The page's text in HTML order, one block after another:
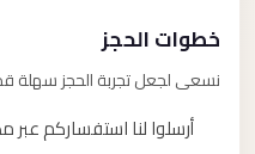
خطوات الحجز
نسعى لجعل تجربة الحجز سهلة قدر
أرسلوا لنا استفساركم عبر